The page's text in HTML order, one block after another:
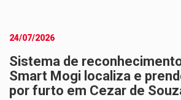
24/07/2026
Sistema de
Smart Mogi localiza e
por furto em Cezar de